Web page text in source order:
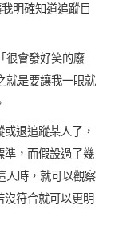
明確知道追蹤目
很會發好笑的廢
就是要讓我一眼就
退追蹤某人了，
準，而假設過了幾
人時，就可以觀察
符合就可以更明